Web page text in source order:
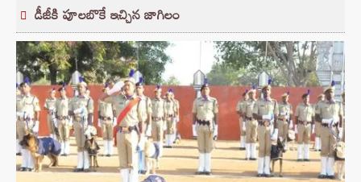
డీజీకి పూలబొకే ఇచ్చిన జాగిలం